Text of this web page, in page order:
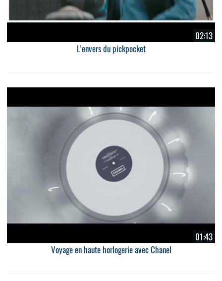
02:13
L’envers du pickpocket
01:43
Voyage en haute horlogerie avec Chanel